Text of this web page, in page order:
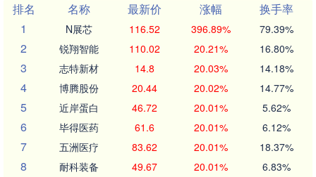
排名
名称 最新价 涨幅
换手率
1
N展芯 116.52 396.89% 79.39%
2 锐翔智能 110.02 20.21% 16.80%
3 志特新材 14.8 20.03% 14.18%
4 博腾股份 20.44 20.02% 14.77%
5 近岸蛋白 46.72 20.01% 5.62%
6 毕得医药 61.6 20.01% 6.12%
7 五洲医疗 83.62 20.01% 18.37%
8 耐科装备 49.67 20.01% 6.83%